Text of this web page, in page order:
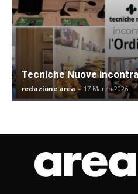
Tecniche Nuove
redazione area - 17 Marzo 2026